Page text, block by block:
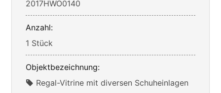
2017HWO0140
Anzahl:
1 Stück
Objektbezeichnung:
Regal-Vitrine mit diversen Schuheinlagen